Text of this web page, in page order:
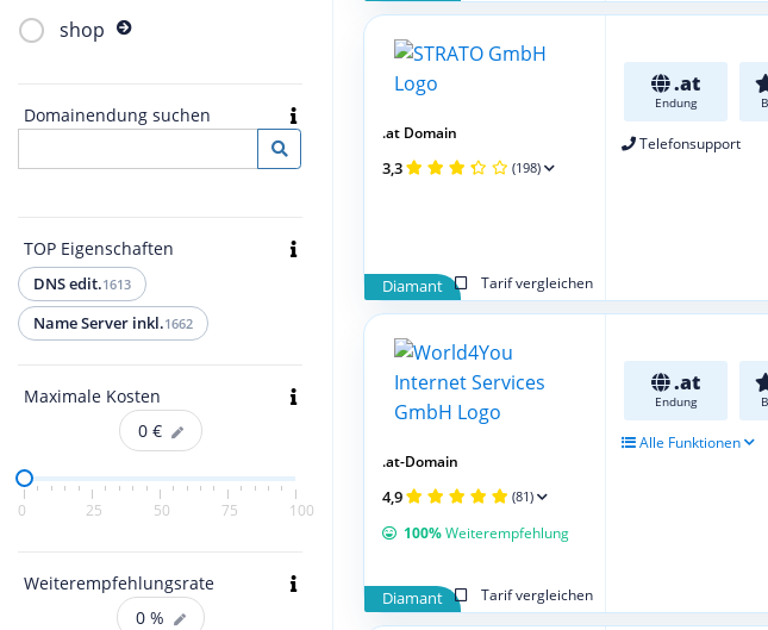
shop
Domainendung suchen
TOP Eigenschaften
DNS edit.1613
Name Server inkl.1662
Maximale Kosten
0 €
0 25 50 75 100
Weiterempfehlungsrate
0 %
.at
Endung
Telefonsupport
Diamant Tarif vergleichen
.at Domain
3,3 (198)
.at
Endung
Alle Funktionen
Diamant Tarif vergleichen
.at-Domain
4,9 (81)
100%Weiterempfehlung